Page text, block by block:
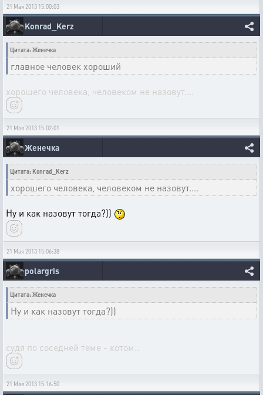
21 Мая 2013 15:00:03
Konrad_Kerz
Цитата: Женечка
главное человек хороший
хорошего человека, человеком не назовут....
21 Мая 2013 15:02:01
Женечка
Цитата: Konrad_Kerz
хорошего человека, человеком не назовут....
Ну и как назовут тогда?))
21 Мая 2013 15:06:38
polargris
Цитата: Женечка
Ну и как назовут тогда?))
судя по соседней теме - котом..
21 Мая 2013 15:16:50